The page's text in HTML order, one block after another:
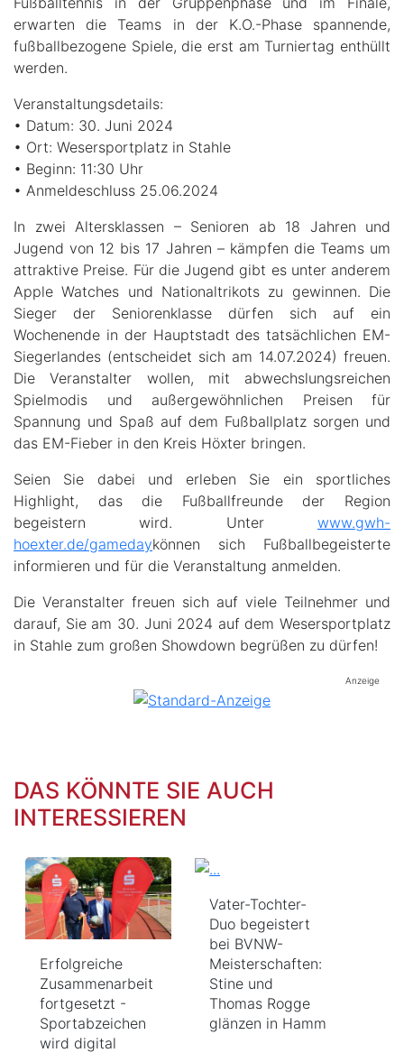
erwarten die Teams in der K.O.-Phase spannende,
fußballbezogene Spiele, die erst am Turniertag enthüllt
werden.
Veranstaltungsdetails:
• Datum: 30. Juni 2024
• Ort: Wesersportplatz in Stahle
• Beginn: 11:30 Uhr
• Anmeldeschluss 25.06.2024
In zwei Altersklassen – Senioren ab 18 Jahren und
Jugend von 12 bis 17 Jahren – kämpfen die Teams um
attraktive Preise. Für die Jugend gibt es unter anderem
Apple Watches und Nationaltrikots zu gewinnen. Die
Sieger der Seniorenklasse dürfen sich auf ein
Wochenende in der Hauptstadt des tatsächlichen EM-
Siegerlandes (entscheidet sich am 14.07.2024) freuen.
Die Veranstalter wollen, mit abwechslungsreichen
Spielmodis und außergewöhnlichen Preisen für
Spannung und Spaß auf dem Fußballplatz sorgen und
das EM-Fieber in den Kreis Höxter bringen.
Seien Sie dabei und erleben Sie ein sportliches
Highlight, das die Fußballfreunde der Region
begeistern wird. Unter www.gwh-
hoexter.de/gamedaykönnen sich Fußballbegeisterte
informieren und für die Veranstaltung anmelden.
Die Veranstalter freuen sich auf viele Teilnehmer und
darauf, Sie am 30. Juni 2024 auf dem Wesersportplatz
in Stahle zum großen Showdown begrüßen zu dürfen!
Anzeige
DAS KÖNNTE SIE AUCH
INTERESSIEREN
Erfolgreiche
Zusammenarbeit
fortgesetzt -
Sportabzeichen
wird digital
Vater-Tochter-
Duo begeistert
bei BVNW-
Meisterschaften:
Stine und
Thomas Rogge
glänzen in Hamm